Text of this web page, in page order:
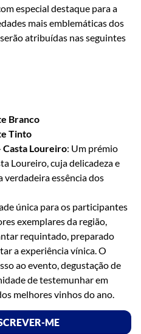
especial destaque para a
mais emblemáticas dos
atribuídas nas seguintes
Branco
Tinto
Casta Loureiro: Um prémio
Loureiro, cuja delicadeza e
verdadeira essência dos
única para os participantes
exemplares da região,
requintado, preparado
a experiência vínica. O
ao evento, degustação de
de testemunhar em
melhores vinhos do ano.
ME